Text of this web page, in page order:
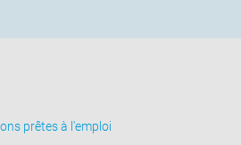
prêtes à l'emploi